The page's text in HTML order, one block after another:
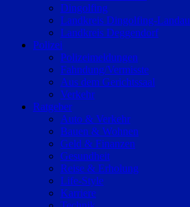
Dingolfing
Landkreis Dingolfing-Landau
Landkreis Deggendorf
Polizei
Polizeimeldungen
Fahndung/Vermisste
Aus dem Gerichtssaal
Verkehr
Ratgeber
Auto & Verkehr
Bauen & Wohnen
Geld & Finanzen
Gesundheit
Reise & Erholung
Life-Style
Karriere